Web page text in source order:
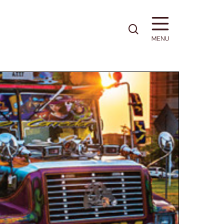
pesquisa